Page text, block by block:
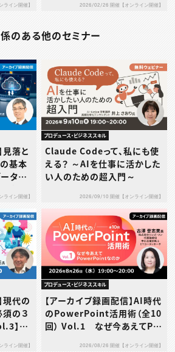
イン開催】 2026/02/26 開催【オンライン開催】
のある他のセミナー
見落と
基本
タ送
イン開催】
プロデュース・ビジネススキル
Claude Codeって、私にも使
える？ ～AIを仕事に活かした
い人のための超入門～
2026/09/10 開催【オンライン開催】
現代の
の３
】デ
イン開催】
プロデュース・ビジネススキル
【アーカイブ録画配信】AI時代
のPowerPoint活用術（全10
回） Vol.1 なぜ今あえてPo
2026/08/26 開催【オンライン開催】